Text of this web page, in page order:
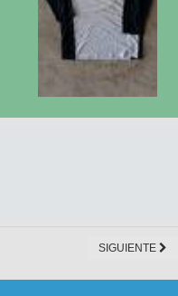
SIGUIENTE